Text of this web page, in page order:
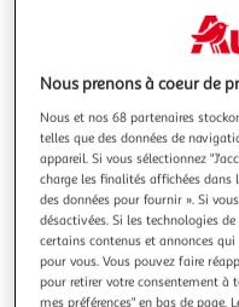
Nous prenons à coeur de
Nous et nos 68 partenaires
telles que des données de
appareil. Si vous sélectionnez
charge les finalités affichées
des données pour fournir ». Si
désactivées. Si les technologies
certains contenus et annonces
pour vous. Vous pouvez faire
pour retirer votre consentement à
mes préférences" en bas de